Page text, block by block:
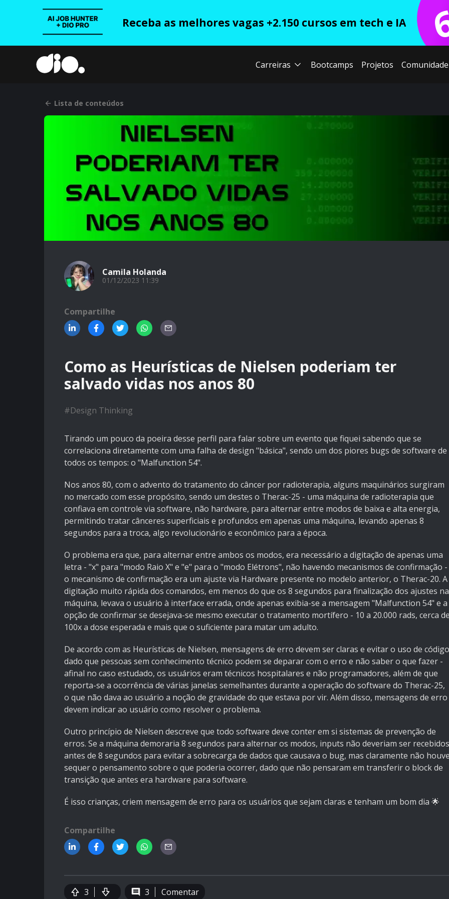
Receba as melhores vagas +2.150 cursos em tech e IA
Carreiras Bootcamps Projetos Comunidade
Lista de conteúdos
Camila Holanda
01/12/2023 11:39
Compartilhe
Como as Heurísticas de Nielsen poderiam ter
salvado vidas nos anos 80
#Design Thinking
Tirando um pouco da poeira desse perfil para falar sobre um evento que fiquei sabendo que se
correlaciona diretamente com uma falha de design "básica", sendo um dos piores bugs de software de
todos os tempos: o "Malfunction 54".
Nos anos 80, com o advento do tratamento do câncer por radioterapia, alguns maquinários surgiram
no mercado com esse propósito, sendo um destes o Therac-25 - uma máquina de radioterapia que
confiava em controle via software, não hardware, para alternar entre modos de baixa e alta energia,
permitindo tratar cânceres superficiais e profundos em apenas uma máquina, levando apenas 8
segundos para a troca, algo revolucionário e econômico para a época.
O problema era que, para alternar entre ambos os modos, era necessário a digitação de apenas uma
letra - "x" para "modo Raio X" e "e" para o "modo Elétrons", não havendo mecanismos de confirmação -
o mecanismo de confirmação era um ajuste via Hardware presente no modelo anterior, o Therac-20. A
digitação muito rápida dos comandos, em menos do que os 8 segundos para finalização dos ajustes na
máquina, levava o usuário à interface errada, onde apenas exibia-se a mensagem "Malfunction 54" e a
opção de confirmar se desejava-se mesmo executar o tratamento mortífero - 10 a 20.000 rads, cerca
100x a dose esperada e mais que o suficiente para matar um adulto.
De acordo com as Heurísticas de Nielsen, mensagens de erro devem ser claras e evitar o uso de código
dado que pessoas sem conhecimento técnico podem se deparar com o erro e não saber o que fazer -
afinal no caso estudado, os usuários eram técnicos hospitalares e não programadores, além de que
reporta-se a ocorrência de várias janelas semelhantes durante a operação do software do Therac-25,
o que não dava ao usuário a noção de gravidade do que estava por vir. Além disso, mensagens de erro
devem indicar ao usuário como resolver o problema.
Outro princípio de Nielsen descreve que todo software deve conter em si sistemas de prevenção de
erros. Se a máquina demoraria 8 segundos para alternar os modos, inputs não deveriam ser recebidos
antes de 8 segundos para evitar a sobrecarga de dados que causava o bug, mas claramente não
sequer o pensamento sobre o que poderia ocorrer, dado que não pensaram em transferir o block de
transição que antes era hardware para software.
É isso crianças, criem mensagem de erro para os usuários que sejam claras e tenham um bom dia 🌟
Compartilhe
3 3 Comentar